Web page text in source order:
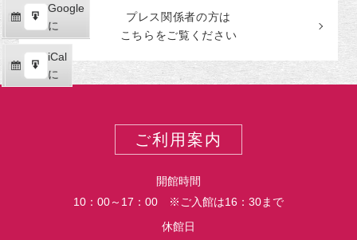
Google
で
購
読
iCal
で
購
Google
に
エ
ク
ス
ポ
iCal
に
エ
プレス関係者の方は
こちらをご覧ください
ご利用案内
開館時間
10：00～17：00 ※ご入館は16：30まで
休館日